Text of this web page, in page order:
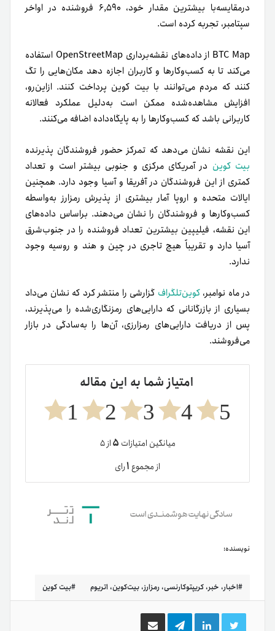
درمقایسه‌با بیشترین مقدار خود، ۶,۵۹۰ فروشنده در اواخر
سپتامبر، تجربه کرده است.
BTC Map از داده‌های نقشه‌برداری OpenStreetMap استفاده
می‌کند تا به کسب‌وکارها و کاربران اجازه دهد مکان‌هایی را تگ
کنند که مردم می‌توانند با بیت کوین پرداخت کنند. ازاین‌رو،
افزایش مشاهده‌شده ممکن است به‌دلیل عملکرد فعالانه
کاربرانی باشد که کسب‌وکارها را به پایگاه‌داده اضافه می‌کنند.
این نقشه نشان می‌دهد که تمرکز حضور فروشندگان پذیرنده
بیت کوین در آمریکای مرکزی و جنوبی بیشتر است و تعداد
کمتری از این فروشندگان در آفریقا و آسیا وجود دارد. همچنین
ایالات متحده و اروپا آمار بیشتری از پذیرش رمزارز به‌واسطه
کسب‌وکارها و فروشندگان را نشان می‌دهند. بر‌اساس داده‌های
این نقشه، فیلیپین بیشترین تعداد فروشنده را در جنوب‌شرق
آسیا دارد و تقریباً هیچ تاجری در چین و هند و روسیه وجود
ندارد.
در ماه نوامبر،کوین‌تلگراف گزارشی را منتشر کرد که نشان می‌داد
بسیاری از بازرگانانی که دارایی‌های رمزنگاری‌شده را می‌پذیرند،
پس از دریافت دارایی‌های رمزارزی، آن‌ها را به‌سادگی در بازار
می‌فروشند.
امتیاز شما به این مقاله
5
4
3
2
1
میانگین امتیازات ۵از ۵
از مجموع۱رای
نویسنده:
اخبار، خبر، کریپتوکارنسی، رمزارز، بیت‌کوین، اتریوم بیت کوین